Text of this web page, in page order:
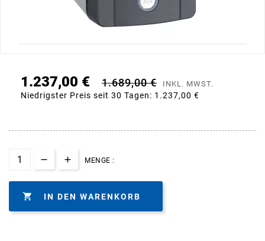
1.237,00 € 1.689,00 € INKL. MWST.
Niedrigster Preis seit 30 Tagen: 1.237,00 €
MENGE :
 IN DEN WARENKORB